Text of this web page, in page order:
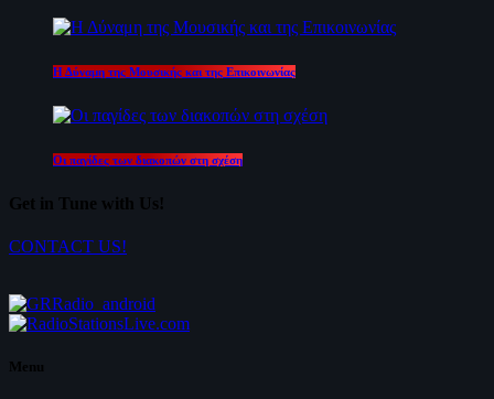
Η Δύναμη της Μουσικής και της Επικοινωνίας
Οι παγίδες των διακοπών στη σχέση
Get in Tune with Us!
CONTACT US!
Menu